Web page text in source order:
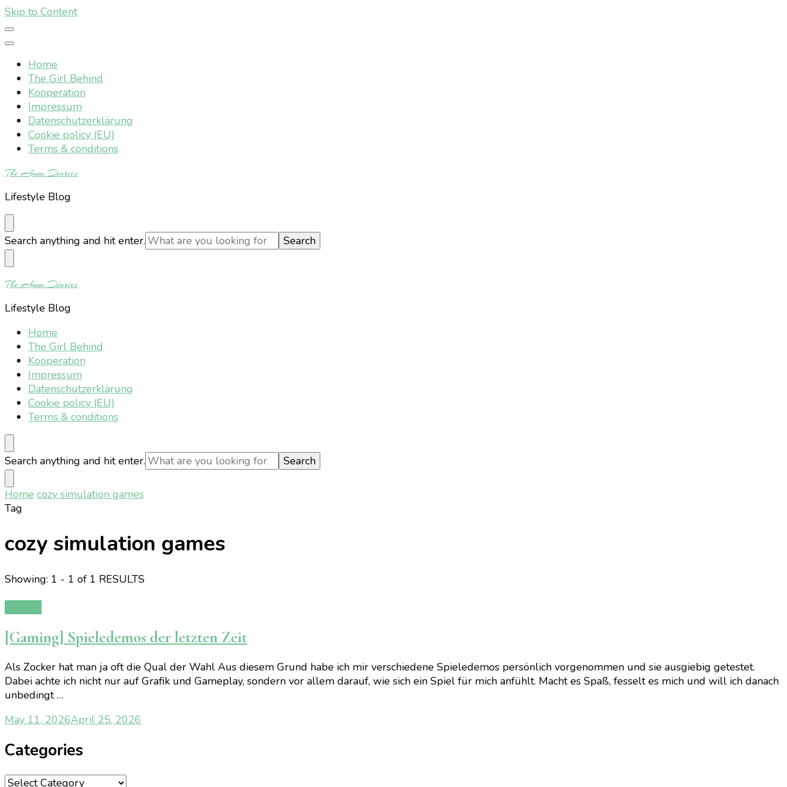
Skip to Content
Home
The Girl Behind
Kooperation
Impressum
Datenschutzerklärung
Cookie policy (EU)
Terms & conditions
The Anna Diaries
Lifestyle Blog
Looking
for
Something?
Search anything and hit enter.
The Anna Diaries
Lifestyle Blog
Home
The Girl Behind
Kooperation
Impressum
Datenschutzerklärung
Cookie policy (EU)
Terms & conditions
Looking
for
Something?
Search anything and hit enter.
Home cozy simulation games
Tag
cozy simulation games
Showing: 1 - 1 of 1 RESULTS
[Gaming] Spieledemos der letzten Zeit
Als Zocker hat man ja oft die Qual der Wahl Aus diesem Grund habe ich mir verschiedene Spieledemos persönlich vorgenommen und sie ausgiebig getestet.
Dabei achte ich nicht nur auf Grafik und Gameplay, sondern vor allem darauf, wie sich ein Spiel für mich anfühlt. Macht es Spaß, fesselt es mich und will ich danach
unbedingt …
May 11, 2026April 25, 2026
Categories
Categories